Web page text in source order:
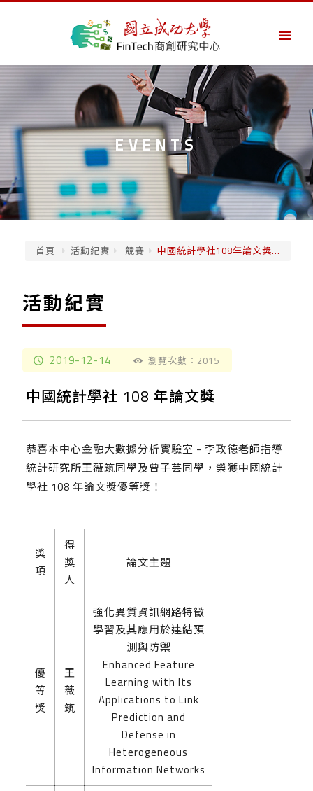
EVENTS
首頁 活動紀實 競賽 中國統計學社108年論文獎...
活動紀實
2019-12-14 瀏覽次數：2015
中國統計學社 108 年論文獎
恭喜本中心金融大數據分析實驗室 - 李政德老師指導
統計研究所王薇筑同學及曾子芸同學，榮獲中國統計
學社 108 年論文獎優等獎！
獎
項
得
獎
人
論文主題
優
等
獎
王
薇
筑
強化異質資訊網路特徵
學習及其應用於連結預
測與防禦
Enhanced Feature
Learning with Its
Applications to Link
Prediction and
Defense in
Heterogeneous
Information Networks